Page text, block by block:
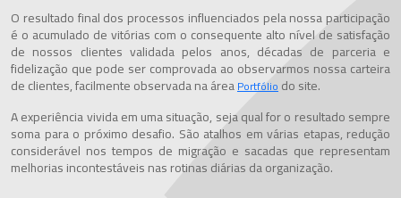
O resultado final dos processos influenciados pela nossa participação
é o acumulado de vitórias com o consequente alto nível de satisfação
de nossos clientes validada pelos anos, décadas de parceria e
fidelização que pode ser comprovada ao observarmos nossa carteira
de clientes, facilmente observada na áreaPortfóliodo site.
A experiência vivida em uma situação, seja qual for o resultado sempre
soma para o próximo desafio. São atalhos em várias etapas, redução
considerável nos tempos de migração e sacadas que representam
melhorias incontestáveis nas rotinas diárias da organização.